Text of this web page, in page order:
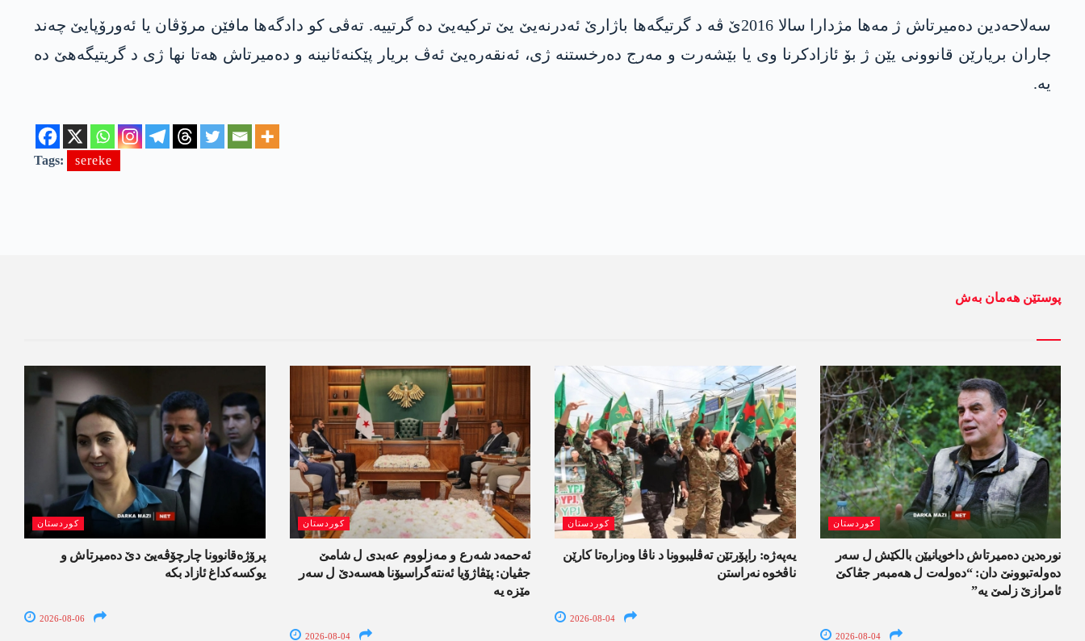
سەلاحەدین دەمیرتاش ژ مەھا مژدارا سالا 2016ێ ڤە د گرتیگەھا باژارێ ئەدرنەیێ یێ ترکیەیێ دە گرتییە. تەڤی کو دادگەھا مافێن مرۆڤان یا ئەورۆپایێ چەند
جاران بریارێن قانوونی یێن ژ بۆ ئازادکرنا وی یا بێشەرت و مەرج دەرخستنە ژی، ئەنقەرەیێ ئەڤ بریار پێکنەئانینە و دەمیرتاش ھەتا نھا ژی د گریتیگەهێ دە
یە.
Tags: sereke
پوستێن ھەمان بەش
کوردستان
پرۆژەقانوونا چارچۆڤەیێ دێ دەمیرتاش و
یوکسەکداغ ئازاد بکە
2026-08-06
کوردستان
ئەحمەد شەرع و مەزلووم عەبدی ل شامێ
جڤیان: پێڤاژۆیا ئەنتەگراسیۆنا ھەسەدێ ل سەر
مێزە یە
2026-08-04
کوردستان
یەپەژە: راپۆرتێن تەڤلیبوونا د ناڤا وەزارەتا کارێن
ناڤخوە نەراستن
2026-08-04
کوردستان
نورەدین دەمیرتاش داخویانیێن بالکێش ل سەر
دەولەتبوونێ دان: “دەولەت ل ھەمبەر جڤاکێ
ئامرازێ زلمێ یە”
2026-08-04